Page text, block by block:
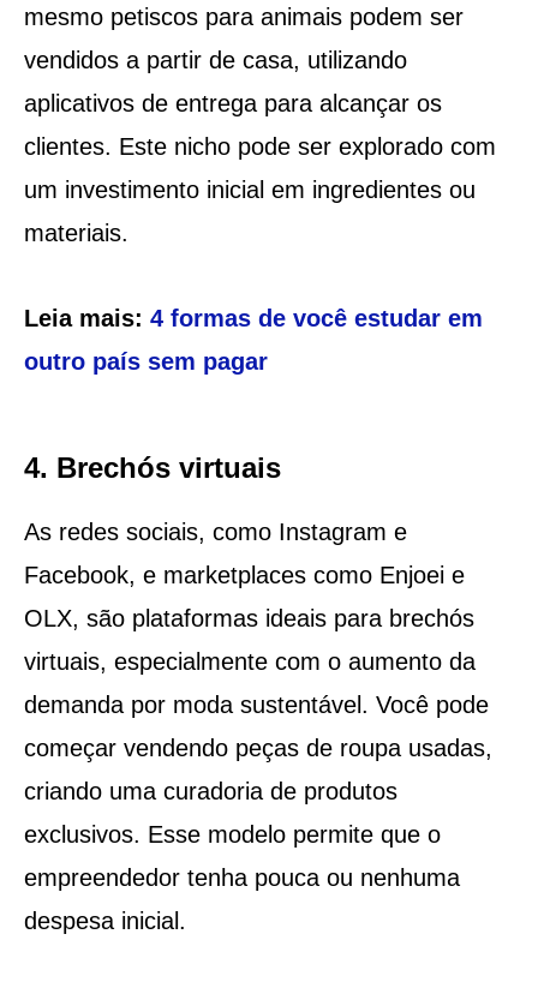
mesmo petiscos para animais podem ser
vendidos a partir de casa, utilizando
aplicativos de entrega para alcançar os
clientes. Este nicho pode ser explorado com
um investimento inicial em ingredientes ou
materiais.
Leia mais: 4 formas de você estudar em
outro país sem pagar
4. Brechós virtuais
As redes sociais, como Instagram e
Facebook, e marketplaces como Enjoei e
OLX, são plataformas ideais para brechós
virtuais, especialmente com o aumento da
demanda por moda sustentável. Você pode
começar vendendo peças de roupa usadas,
criando uma curadoria de produtos
exclusivos. Esse modelo permite que o
empreendedor tenha pouca ou nenhuma
despesa inicial.